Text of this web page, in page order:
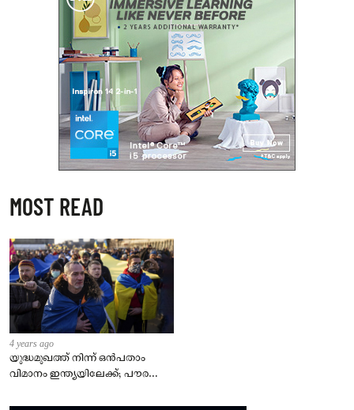
MOST READ
4 years ago
യുദ്ധമുഖത്ത് നിന്ന് ഒൻപതാം
വിമാനം ഇന്ത്യയിലേക്ക്; പൗരന്മാർ
– കേന്ദ്രം